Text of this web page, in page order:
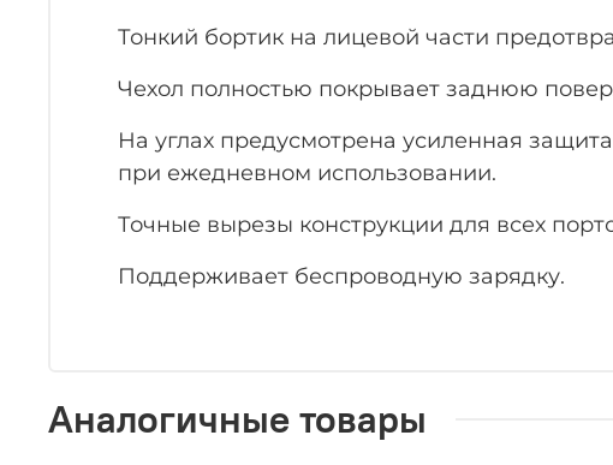
Тонкий бортик на лицевой части
Чехол полностью покрывает заднюю
На углах предусмотрена усиленная
при ежедневном использовании.
Точные вырезы конструкции для всех
Поддерживает беспроводную зарядку.
Аналогичные товары